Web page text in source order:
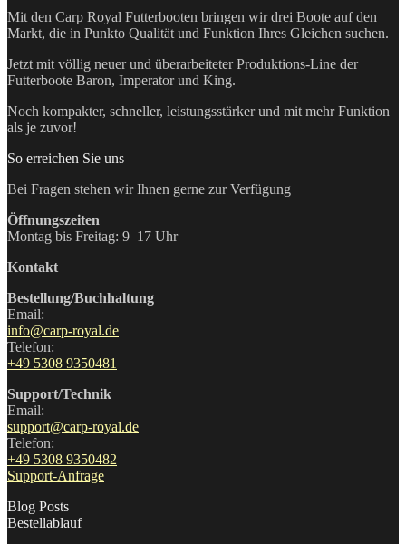
Mit den Carp Royal Futterbooten bringen wir drei Boote auf den
Markt, die in Punkto Qualität und Funktion Ihres Gleichen suchen.
Jetzt mit völlig neuer und überarbeiteter Produktions-Line der
Futterboote Baron, Imperator und King.
Noch kompakter, schneller, leistungsstärker und mit mehr Funktion
als je zuvor!
So erreichen Sie uns
Bei Fragen stehen wir Ihnen gerne zur Verfügung
Öffnungszeiten
Montag bis Freitag: 9–17 Uhr
Kontakt
Bestellung/Buchhaltung
Email:
info@carp-royal.de
Telefon:
+49 5308 9350481
Support/Technik
Email:
support@carp-royal.de
Telefon:
+49 5308 9350482
Support-Anfrage
Blog Posts
Bestellablauf